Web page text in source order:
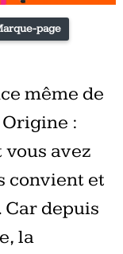
page
même de
:
avez
convient et
Car depuis
la